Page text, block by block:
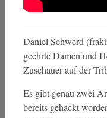
Daniel Schwerd
geehrte Damen und
Zuschauer auf der
Es gibt genau zwei
bereits gehackt